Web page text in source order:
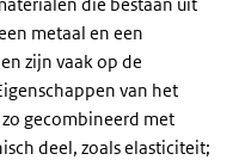
metaal en een
zijn vaak op de
van het
gecombineerd met
deel, zoals elasticiteit;